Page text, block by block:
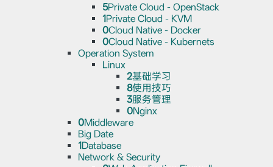
5Private Cloud - OpenStack
1Private Cloud - KVM
0Cloud Native - Docker
0Cloud Native - Kubernets
Operation System
Linux
2基础学习
8使用技巧
3服务管理
0Nginx
0Middleware
Big Date
1Database
Network & Security